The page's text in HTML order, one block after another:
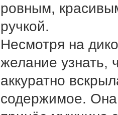
ровным,
ручкой.
Несмотря на
желание узнать,
аккуратно
содержимое. Она